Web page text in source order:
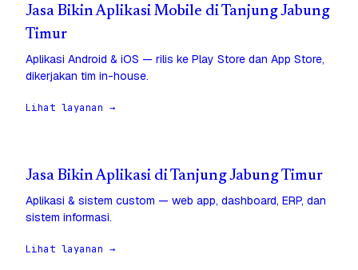
Jasa Bikin Aplikasi Mobile di Tanjung Jabung
Timur
Aplikasi Android & iOS — rilis ke Play Store dan App Store,
dikerjakan tim in-house.
Lihat layanan →
Jasa Bikin Aplikasi di Tanjung Jabung Timur
Aplikasi & sistem custom — web app, dashboard, ERP, dan
sistem informasi.
Lihat layanan →